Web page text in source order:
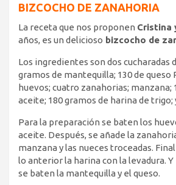
BIZCOCHO DE ZANAHORIA
La receta que nos proponen Cristina
años, es un delicioso bizcocho de
Los ingredientes son dos cucharadas
gramos de mantequilla; 130 de queso
huevos; cuatro zanahorias; manzana;
aceite; 180 gramos de harina de trigo;
Para la preparación se baten los
aceite. Después, se añade la
manzana y las nueces troceadas.
lo anterior la harina con la levadura.
se baten la mantequilla y el queso.